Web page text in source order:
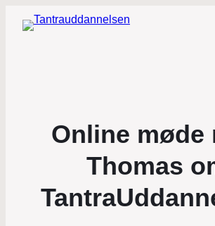
Online møde
Thomas